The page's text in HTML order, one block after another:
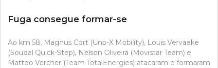
Fuga consegue formar-se
Ao km 58, Magnus Cort (Uno-X Mobility), Louis Vervaeke
(Soudal Quick-Step), Nelson Oliveira (Movistar Team) e
Matteo Vercher (Team TotalEnergies) atacaram e formaram